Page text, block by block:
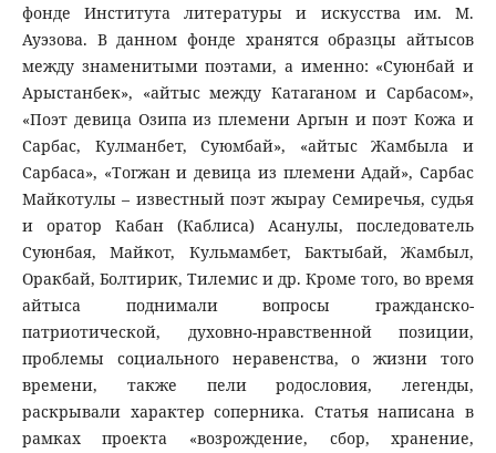
фонде Института литературы и искусства им. М.
Ауэзова. В данном фонде хранятся образцы айтысов
между знаменитыми поэтами, а именно: «Суюнбай и
Арыстанбек», «айтыс между Катаганом и Сарбасом»,
«Поэт девица Озипа из племени Аргын и поэт Кожа и
Сарбас, Кулманбет, Суюмбай», «айтыс Жамбыла и
Сарбаса», «Тогжан и девица из племени Адай», Сарбас
Майкотулы – известный поэт жырау Семиречья, судья
и оратор Кабан (Каблиса) Асанулы, последователь
Суюнбая, Майкот, Кульмамбет, Бактыбай, Жамбыл,
Оракбай, Болтирик, Тилемис и др. Кроме того, во время
айтыса поднимали вопросы гражданско-
патриотической, духовно-нравственной позиции,
проблемы социального неравенства, о жизни того
времени, также пели родословия, легенды,
раскрывали характер соперника. Статья написана в
рамках проекта «возрождение, сбор, хранение,